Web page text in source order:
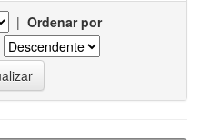
| Ordenar por